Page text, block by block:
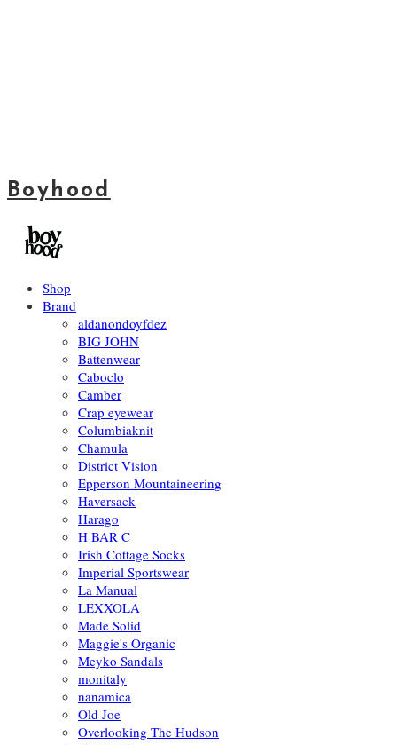
Boyhood
Shop
Brand
aldanondoyfdez
BIG JOHN
Battenwear
Caboclo
Camber
Crap eyewear
Columbiaknit
Chamula
District Vision
Epperson Mountaineering
Haversack
Harago
H BAR C
Irish Cottage Socks
Imperial Sportswear
La Manual
LEXXOLA
Made Solid
Maggie's Organic
Meyko Sandals
monitaly
nanamica
Old Joe
Overlooking The Hudson